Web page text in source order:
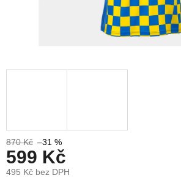
870 Kč –31 %
599 Kč
495 Kč bez DPH